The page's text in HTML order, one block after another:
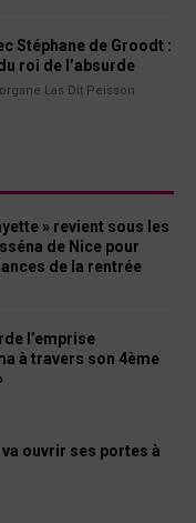
Stéphane de Groodt :
roi de l’absurde
Las Dit Peisson
» revient sous les
de Nice pour
de la rentrée
l’emprise
à travers son 4ème
ouvrir ses portes à